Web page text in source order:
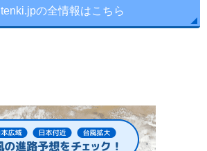
tenki.jpの全情報はこちら